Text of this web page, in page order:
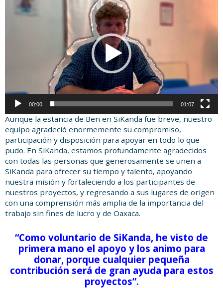
00:00 01:07
Aunque la estancia de Ben en SiKanda fue breve, nuestro
equipo agradeció enormemente su compromiso,
participación y disposición para apoyar en todo lo que
pudo. En SiKanda, estamos profundamente agradecidos
con todas las personas que generosamente se unen a
SiKanda para ofrecer su tiempo y talento, apoyando
nuestra misión y fortaleciendo a los participantes de
nuestros proyectos, y regresando a sus lugares de origen
con una comprensión más amplia de la importancia del
trabajo sin fines de lucro y de Oaxaca.
“Como voluntario de SiKanda, he visto de
primera mano el apoyo y los animo para
donar, porque cualquier pequeña
contribución será de gran ayuda para estos
proyectos”.